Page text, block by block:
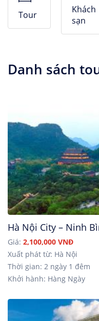
Căn hộ dịch vụ
Tour
Khách
sạn
Danh sách
Hà Nội City – Ninh
Giá: 2,100,000 VNĐ
Xuất phát từ: Hà Nội
Thời gian: 2 ngày 1 đêm
Khởi hành: Hàng Ngày